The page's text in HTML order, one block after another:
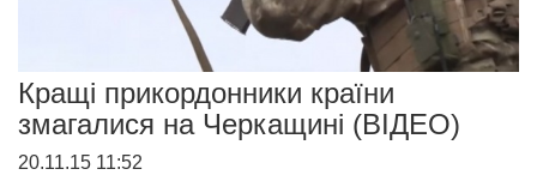
Кращі прикордонники країни
змагалися на Черкащині (ВІДЕО)
20.11.15 11:52